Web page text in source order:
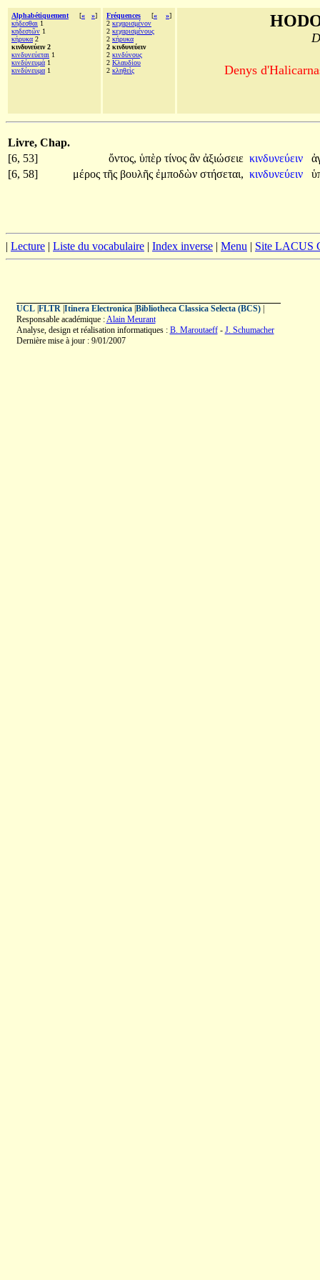
Alphabétiquement [« »]
κήδεσθαι 1
κηδεστῶν 1
κήρυκα 2
κινδυνεύειν 2
κινδυνεύεται 1
κινδύνευμά 1
κινδύνευμα 1
Fréquences [« »]
2 κεχαρισμένον
2 κεχαρισμένους
2 κήρυκα
2 κινδυνεύειν
2 κινδύνους
2 Κλαυδίου
2 κληθεὶς Denys
Livre, Chap.
[6, 53]
ὄντος, ὑπὲρ τίνος ἂν ἀξιώσειε κινδυνεύειν
[6, 58]
μέρος τῆς βουλῆς ἐμποδὼν στήσεται, κινδυνεύειν
| Lecture | Liste du vocabulaire | Index inverse | Menu | Site LACUS
UCL| FLTR| Itinera Electronica| Bibliotheca Classica Selecta (BCS)|
Responsable académique :Alain Meurant
Analyse, design et réalisation informatiques : B. Maroutaeff- J. Schumacher
Dernière mise à jour : 9/01/2007